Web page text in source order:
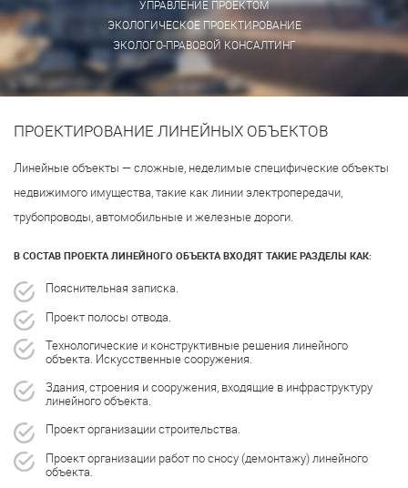
УПРАВЛЕНИЕ ПРОЕКТОМ
ЭКОЛОГИЧЕСКОЕ ПРОЕКТИРОВАНИЕ
ЭКОЛОГО-ПРАВОВОЙ КОНСАЛТИНГ
ПРОЕКТИРОВАНИЕ ЛИНЕЙНЫХ ОБЪЕКТОВ
Линейные объекты — сложные, неделимые специфические объекты
недвижимого имущества, такие как линии электропередачи,
трубопроводы, автомобильные и железные дороги.
В СОСТАВ ПРОЕКТА ЛИНЕЙНОГО ОБЪЕКТА ВХОДЯТ ТАКИЕ РАЗДЕЛЫ КАК:
Пояснительная записка.
Проект полосы отвода.
Технологические и конструктивные решения линейного
объекта. Искусственные сооружения.
Здания, строения и сооружения, входящие в инфраструктуру
линейного объекта.
Проект организации строительства.
Проект организации работ по сносу (демонтажу) линейного
объекта.